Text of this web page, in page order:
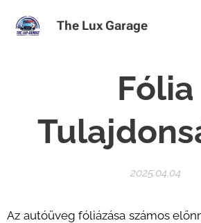
The Lux Garage
Fólia
2025.04.04
Az autóüveg fóliázása számos